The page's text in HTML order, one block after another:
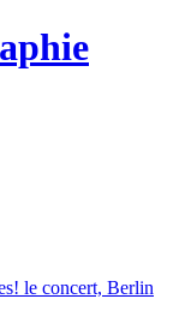
le concert, Berlin